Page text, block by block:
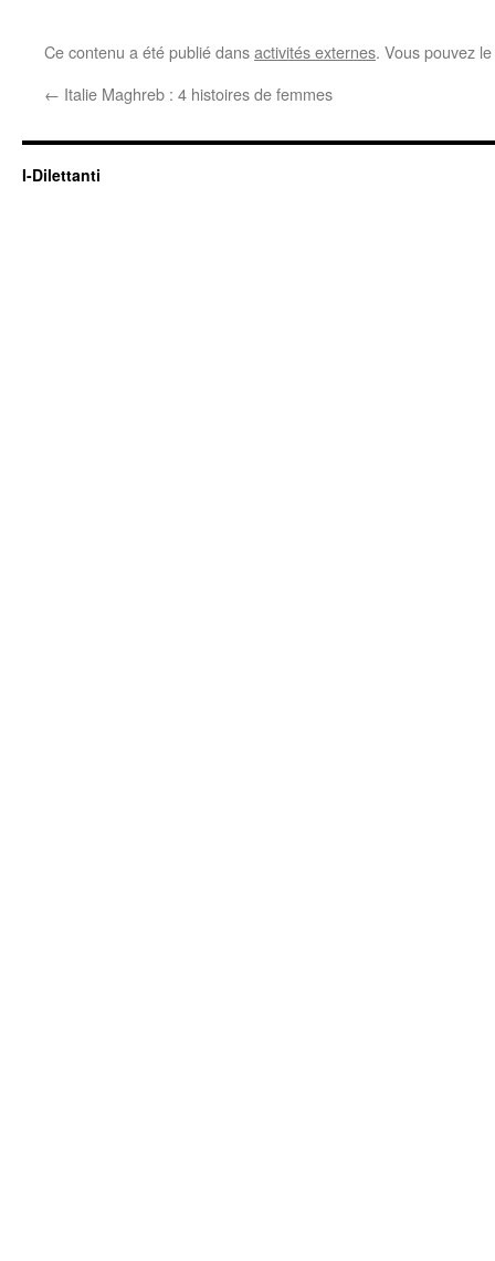
Ce contenu a été publié dansactivités externes. Vous pouvez
← Italie Maghreb : 4 histoires de femmes
I-Dilettanti